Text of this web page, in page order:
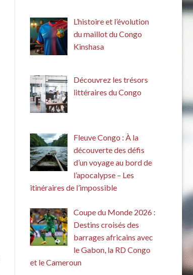
L’histoire et l’évolution
du maillot du Congo
Kinshasa
Découvrez les trésors
littéraires du Congo
Fleuve Congo : À la
découverte des défis
d’un voyage au bord de
l’apocalypse – Les
itinéraires de l’impossible
Coupe du Monde 2026 :
Destins croisés des
barrages africains avec
le Gabon, la RD Congo
et le Cameroun